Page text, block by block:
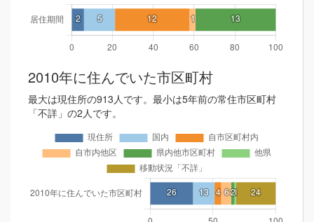
2010年に住んでいた市区町村
最大は現住所の913人です。最小は5年前の常住市区町村
「不詳」の2人です。